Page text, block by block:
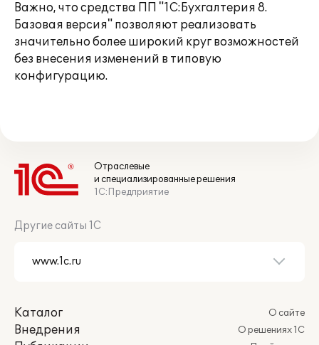
Важно, что средства ПП "1С:Бухгалтерия 8.
Базовая версия" позволяют реализовать
значительно более широкий круг возможностей
без внесения изменений в типовую
конфигурацию.
Отраслевые
и специализированные решения
1С:Предприятие
Другие сайты 1С
Каталог
Внедрения
О сайте
О решениях 1С